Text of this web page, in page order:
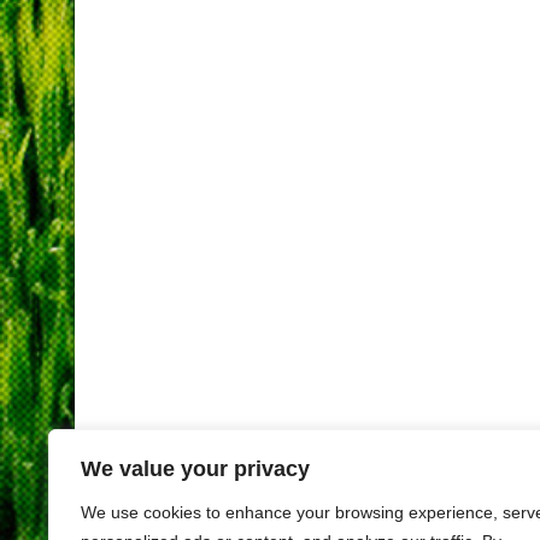
We value your privacy
We use cookies to enhance your browsing experience,